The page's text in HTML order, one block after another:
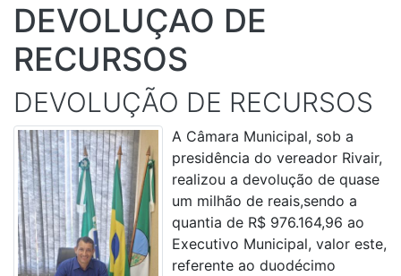
DEVOLUÇAO DE
RECURSOS
DEVOLUÇÃO DE RECURSOS
A Câmara Municipal, sob a
presidência do vereador Rivair,
realizou a devolução de quase
um milhão de reais,sendo a
quantia de R$ 976.164,96 ao
Executivo Municipal, valor este,
referente ao duodécimo